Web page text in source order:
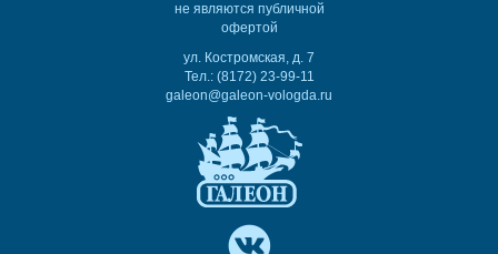
не являются публичной
офертой
ул. Костромская, д. 7
Тел.: (8172) 23-99-11
galeon@galeon-vologda.ru